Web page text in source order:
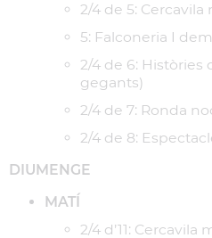
2/4 de 5: Cercavila
5: Falconeria I
2/4 de 6: Històries
gegants)
2/4 de 7: Ronda
2/4 de 8:
DIUMENGE
MATÍ
2/4 d’11: